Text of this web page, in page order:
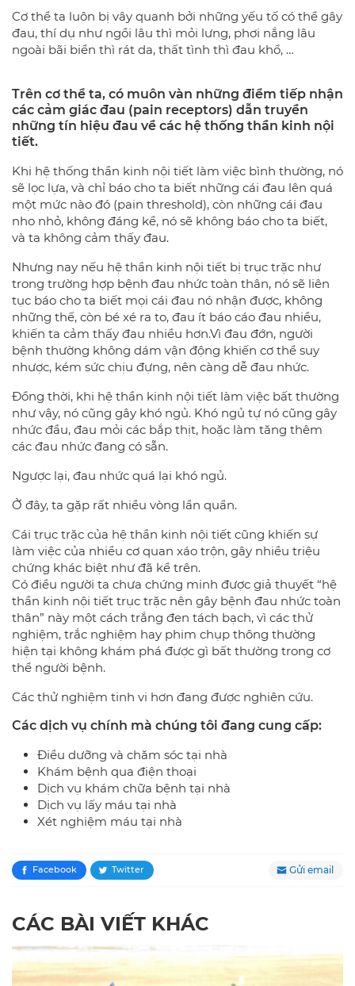
Cơ thể ta luôn bị vây quanh bởi những yếu tố có thể gây
đau, thí dụ như ngồi lâu thì mỏi lưng, phơi nắng lâu
ngoài bãi biển thì rát da, thất tình thì đau khổ, …
Trên cơ thể ta, có muôn vàn những điểm tiếp nhận
các cảm giác đau (pain receptors) dẫn truyền
những tín hiệu đau về các hệ thống thần kinh nội
tiết.
Khi hệ thống thần kinh nội tiết làm việc bình thường, nó
sẽ lọc lựa, và chỉ báo cho ta biết những cái đau lên quá
một mức nào đó (pain threshold), còn những cái đau
nho nhỏ, không đáng kể, nó sẽ không báo cho ta biết,
và ta không cảm thấy đau.
Nhưng nay nếu hệ thần kinh nội tiết bị trục trặc như
trong trường hợp bệnh đau nhức toàn thân, nó sẽ liên
tục báo cho ta biết mọi cái đau nó nhận được, không
những thế, còn bé xé ra to, đau ít báo cáo đau nhiều,
khiến ta cảm thấy đau nhiều hơn.Vì đau đớn, người
bệnh thường không dám vận động khiến cơ thể suy
nhược, kém sức chịu đựng, nên càng dễ đau nhức.
Đồng thời, khi hệ thần kinh nội tiết làm việc bất thường
như vậy, nó cũng gây khó ngủ. Khó ngủ tự nó cũng gây
nhức đầu, đau mỏi các bắp thịt, hoặc làm tăng thêm
các đau nhức đang có sẵn.
Ngược lại, đau nhức quá lại khó ngủ.
Ở đây, ta gặp rất nhiều vòng lẩn quẩn.
Cái trục trặc của hệ thần kinh nội tiết cũng khiến sự
làm việc của nhiều cơ quan xáo trộn, gây nhiều triệu
chứng khác biệt như đã kể trên.
Có điều người ta chưa chứng minh được giả thuyết “hệ
thần kinh nội tiết trục trặc nên gây bệnh đau nhức toàn
thân” này một cách trắng đen tách bạch, vì các thử
nghiệm, trắc nghiệm hay phim chụp thông thường
hiện tại không khám phá được gì bất thường trong cơ
thể người bệnh.
Các thử nghiệm tinh vi hơn đang được nghiên cứu.
Các dịch vụ chính mà chúng tôi đang cung cấp:
Điều dưỡng và chăm sóc tại nhà
Khám bệnh qua điện thoại
Dịch vụ khám chữa bệnh tại nhà
Dịch vụ lấy máu tại nhà
Xét nghiệm máu tại nhà
Facebook Twitter Gửi email
CÁC BÀI VIẾT KHÁC